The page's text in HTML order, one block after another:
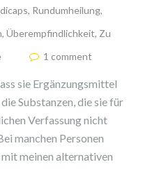
, Rundumheilung,
, Überempfindlichkeit, Zu
1 comment
sie Ergänzungsmittel
Substanzen, die sie für
Verfassung nicht
manchen Personen
meinen alternativen